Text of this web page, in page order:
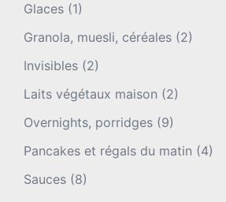
Glaces (1)
Granola, muesli, céréales (2)
Invisibles (2)
Laits végétaux maison (2)
Overnights, porridges (9)
Pancakes et régals du matin (4)
Sauces (8)